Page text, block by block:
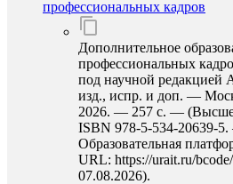
профессиональных кадров
Дополнительное
профессиональных
под научной редакцией
изд., испр. и доп. —
2026. — 257 с. —
ISBN 978-5-534-20639-
Образовательная
URL: https://urait.ru/
07.08.2026).